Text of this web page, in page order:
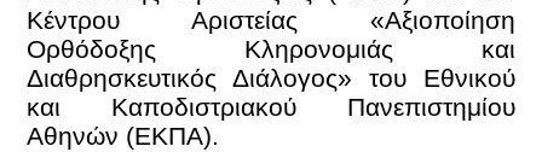
Κέντρου Αριστείας «Αξιοποίηση
Ορθόδοξης Κληρονομιάς και
Διαθρησκευτικός Διάλογος» του Εθνικού
και Καποδιστριακού Πανεπιστημίου
Αθηνών (ΕΚΠΑ).